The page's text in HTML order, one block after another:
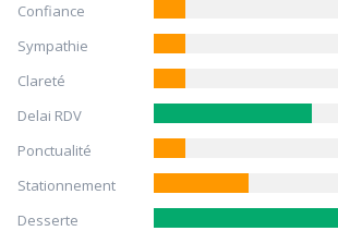
Confiance
Sympathie
Clareté
Delai RDV
Ponctualité
Stationnement
Desserte